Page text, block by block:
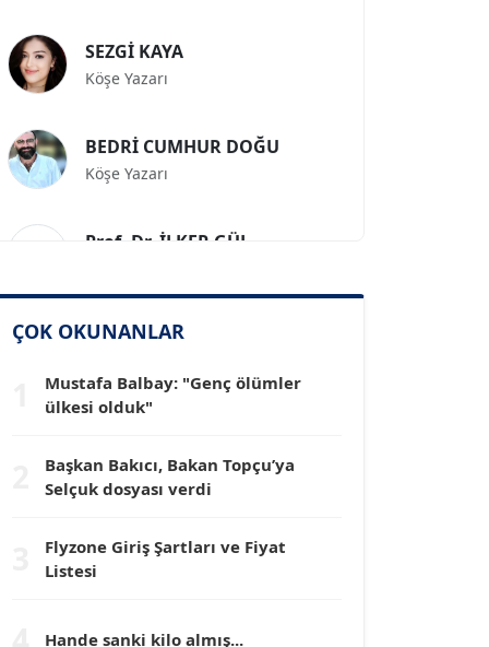
Köşe Yazarı
Köşe Yazarı
Köşe Yazarı
Köşe Yazarı
Dr. HAKAN TARTAN
Prof. Dr. YÜCEL OCAK
ÇOK OKUNANLAR
Mustafa Balbay: "Genç ölümler
ülkesi olduk"
Başkan Bakıcı, Bakan Topçu’ya
Selçuk dosyası verdi
Flyzone Giriş Şartları ve Fiyat
Listesi
Hande sanki kilo almış...